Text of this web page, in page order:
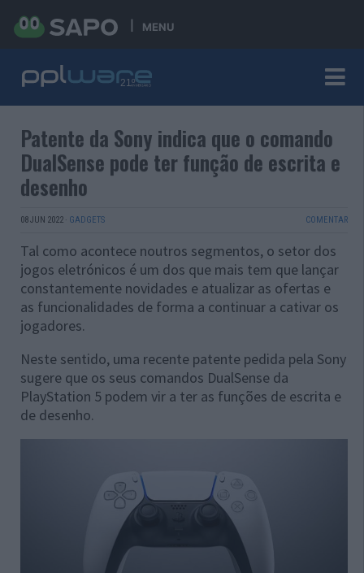
MENU
Patente da Sony indica que o comando
DualSense pode ter função de escrita e
desenho
08 JUN 2022 · GADGETS COMENTAR
Tal como acontece noutros segmentos, o setor dos
jogos eletrónicos é um dos que mais tem que lançar
constantemente novidades e atualizar as ofertas e
as funcionalidades de forma a continuar a cativar os
jogadores.
Neste sentido, uma recente patente pedida pela Sony
sugere que os seus comandos DualSense da
PlayStation 5 podem vir a ter as funções de escrita e
de desenho.